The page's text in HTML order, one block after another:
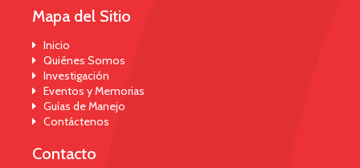
Mapa del Sitio
Inicio
Quiénes Somos
Investigación
Eventos y Memorias
Guías de Manejo
Contáctenos
Contacto